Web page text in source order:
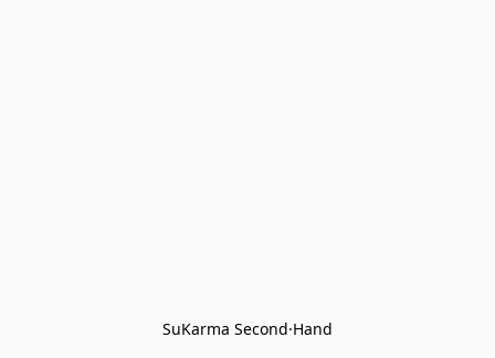
SuKarma Second·Hand